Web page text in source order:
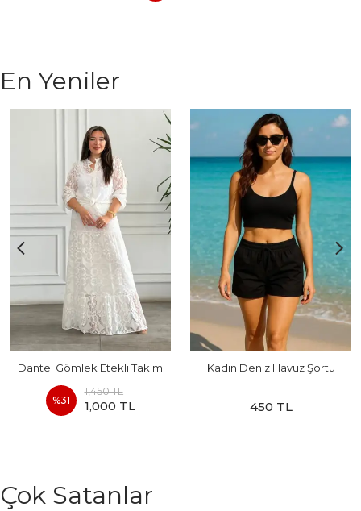
En Yeniler
Dantel Gömlek Etekli Takım
%31
1,450 TL
1,000 TL
Kadın Deniz Havuz Şortu
450 TL
Çok Satanlar